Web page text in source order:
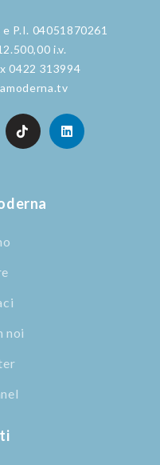
P.I. 04051870261
i.v.
0422 313994
noi